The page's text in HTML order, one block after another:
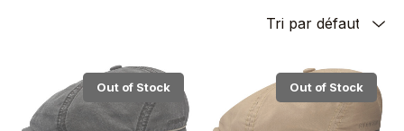
Out of Stock Out of Stock